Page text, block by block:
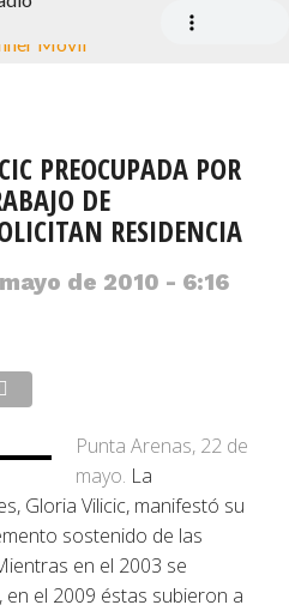
PREOCUPADA POR
DE
RESIDENCIA
de 2010 - 6:16
Punta Arenas, 22 de
mayo. La
Gloria Vilicic, manifestó su
sostenido de las
en el 2003 se
el 2009 éstas subieron a